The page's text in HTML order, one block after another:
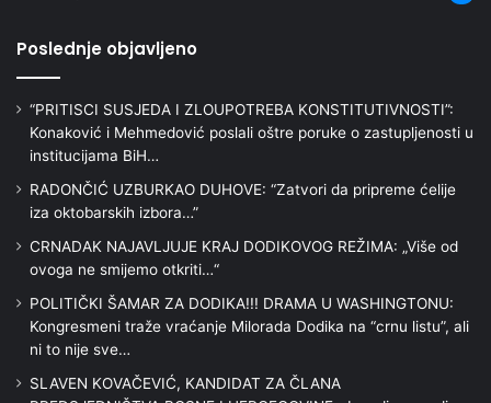
Poslednje objavljeno
“PRITISCI SUSJEDA I ZLOUPOTREBA KONSTITUTIVNOSTI”:
Konaković i Mehmedović poslali oštre poruke o zastupljenosti u
institucijama BiH…
RADONČIĆ UZBURKAO DUHOVE: “Zatvori da pripreme ćelije
iza oktobarskih izbora…”
CRNADAK NAJAVLJUJE KRAJ DODIKOVOG REŽIMA: „Više od
ovoga ne smijemo otkriti…“
POLITIČKI ŠAMAR ZA DODIKA!!! DRAMA U WASHINGTONU:
Kongresmeni traže vraćanje Milorada Dodika na “crnu listu”, ali
ni to nije sve…
SLAVEN KOVAČEVIĆ, KANDIDAT ZA ČLANA